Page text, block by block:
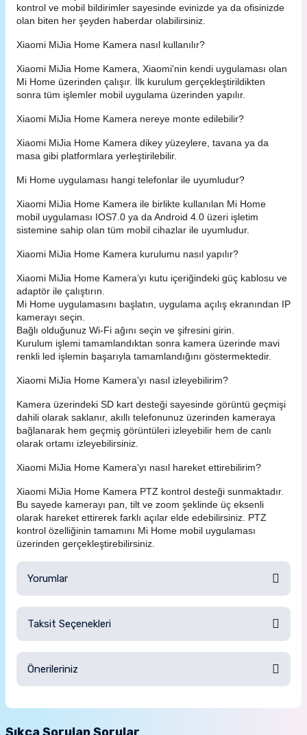
kontrol ve mobil bildirimler sayesinde evinizde ya da ofisinizde
olan biten her şeyden haberdar olabilirsiniz.
Xiaomi MiJia Home Kamera nasıl kullanılır?
Xiaomi MiJia Home Kamera, Xiaomi'nin kendi uygulaması olan
Mi Home üzerinden çalışır. İlk kurulum gerçekleştirildikten
sonra tüm işlemler mobil uygulama üzerinden yapılır.
Xiaomi MiJia Home Kamera nereye monte edilebilir?
Xiaomi MiJia Home Kamera dikey yüzeylere, tavana ya da
masa gibi platformlara yerleştirilebilir.
Mi Home uygulaması hangi telefonlar ile uyumludur?
Xiaomi MiJia Home Kamera ile birlikte kullanılan Mi Home
mobil uygulaması IOS7.0 ya da Android 4.0 üzeri işletim
sistemine sahip olan tüm mobil cihazlar ile uyumludur.
Xiaomi MiJia Home Kamera kurulumu nasıl yapılır?
Xiaomi MiJia Home Kamera’yı kutu içeriğindeki güç kablosu ve
adaptör ile çalıştırın.
Mi Home uygulamasını başlatın, uygulama açılış ekranından IP
kamerayı seçin.
Bağlı olduğunuz Wi-Fi ağını seçin ve şifresini girin.
Kurulum işlemi tamamlandıktan sonra kamera üzerinde mavi
renkli led işlemin başarıyla tamamlandığını göstermektedir.
Xiaomi MiJia Home Kamera'yı nasıl izleyebilirim?
Kamera üzerindeki SD kart desteği sayesinde görüntü geçmişi
dahili olarak saklanır, akıllı telefonunuz üzerinden kameraya
bağlanarak hem geçmiş görüntüleri izleyebilir hem de canlı
olarak ortamı izleyebilirsiniz.
Xiaomi MiJia Home Kamera'yı nasıl hareket ettirebilirim?
Xiaomi MiJia Home Kamera PTZ kontrol desteği sunmaktadır.
Bu sayede kamerayı pan, tilt ve zoom şeklinde üç eksenli
olarak hareket ettirerek farklı açılar elde edebilirsiniz. PTZ
kontrol özelliğinin tamamını Mi Home mobil uygulaması
üzerinden gerçekleştirebilirsiniz.
Yorumlar
Taksit Seçenekleri
Önerileriniz
kullanarak tarafımıza iletebilirsiniz.